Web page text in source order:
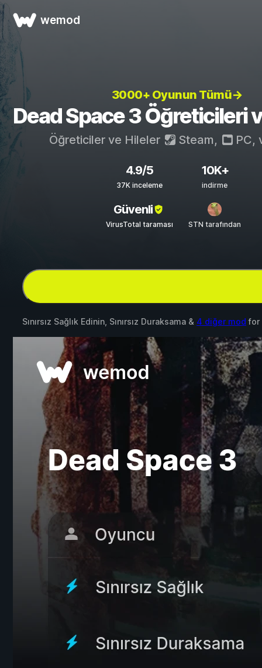
wemod
3000+ Oyunun Tümü→
Dead Space 3 Öğreticileri
Öğreticiler ve Hileler Steam, PC,
4.9/5
37K inceleme
10K+
indirme
Güvenli
VirusTotal taraması STN tarafından
Sınırsız Sağlık Edinin, Sınırsız Duraksama & 4 diğer mod for